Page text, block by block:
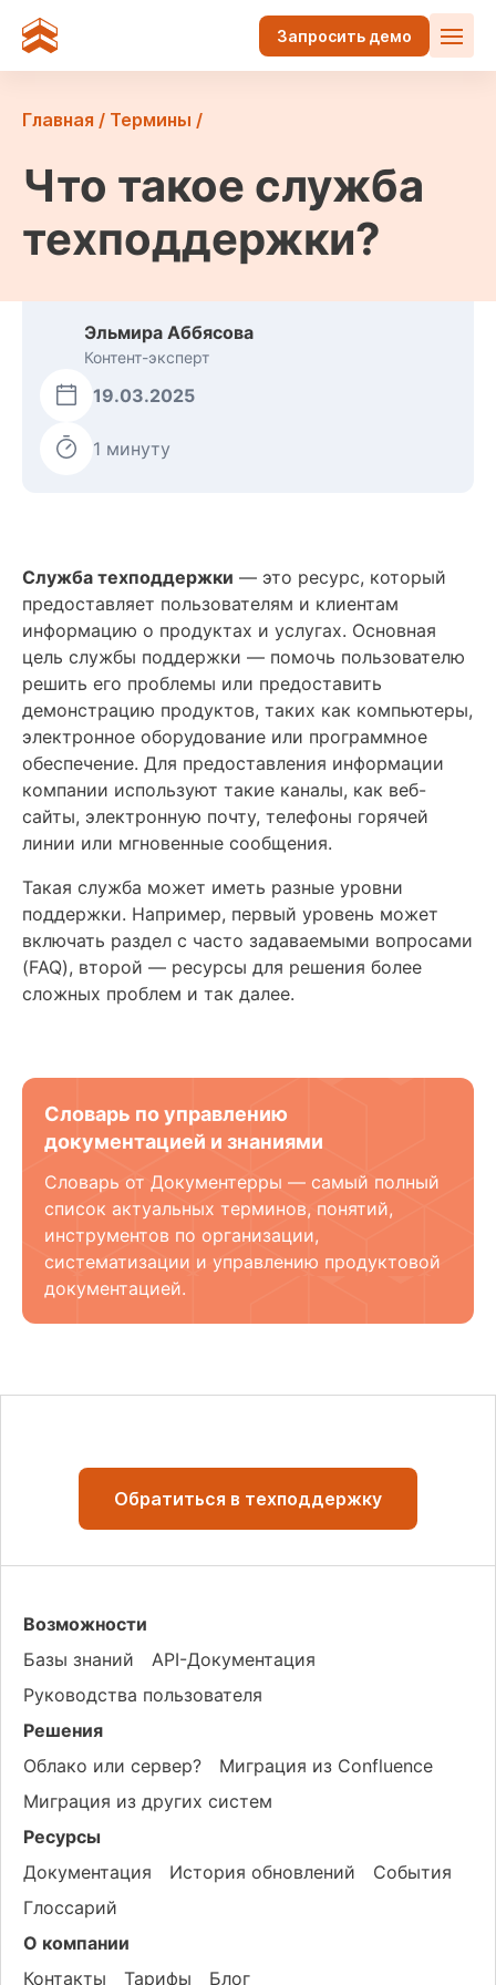
Запросить демо
Главная / Термины /
Что такое служба
техподдержки?
Эльмира Аббясова
Контент-эксперт
19.03.2025
1 минуту
Служба техподдержки — это ресурс, который
предоставляет пользователям и клиентам
информацию о продуктах и услугах. Основная
цель службы поддержки — помочь пользователю
решить его проблемы или предоставить
демонстрацию продуктов, таких как компьютеры,
электронное оборудование или программное
обеспечение. Для предоставления информации
компании используют такие каналы, как веб-
сайты, электронную почту, телефоны горячей
линии или мгновенные сообщения.
Такая служба может иметь разные уровни
поддержки. Например, первый уровень может
включать раздел с часто задаваемыми вопросами
(FAQ), второй — ресурсы для решения более
сложных проблем и так далее.
Словарь по управлению
документацией и знаниями
Словарь от Документерры — самый полный
список актуальных терминов, понятий,
инструментов по организации,
систематизации и управлению продуктовой
документацией.
Обратиться в техподдержку
Возможности
Базы знаний
API-Документация
Руководства пользователя
Решения
Облако или сервер?
Миграция из Confluence
Миграция из других систем
Ресурсы
Документация
История обновлений
События
Глоссарий
О компании
Контакты
Тарифы Блог